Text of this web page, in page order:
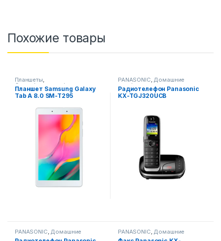
Похожие товары
Планшеты,
Смартфоны,телефоны,
гаджеты, аксессуары
Планшет Samsung Galaxy
Tab A 8.0 SM-T295
PANASONIC, Домашние
телефоны
Смартфоны,телефоны,
гаджеты, аксессуары
Pадиотелефон Panasonic
KX-TGJ320UCB
PANASONIC, Домашние
телефоны
PANASONIC, Домашние
телефоны